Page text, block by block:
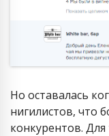
Но оставалась
нигилистов, что
конкурентов.